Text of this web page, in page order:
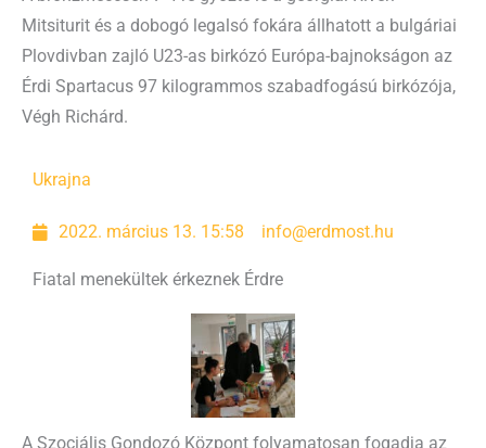
Mitsiturit és a dobogó legalsó fokára állhatott a bulgáriai
Plovdivban zajló U23-as birkózó Európa-bajnokságon az
Érdi Spartacus 97 kilogrammos szabadfogású birkózója,
Végh Richárd.
Ukrajna
2022. március 13. 15:58 info@erdmost.hu
Fiatal menekültek érkeznek Érdre
A Szociális Gondozó Központ folyamatosan fogadja az